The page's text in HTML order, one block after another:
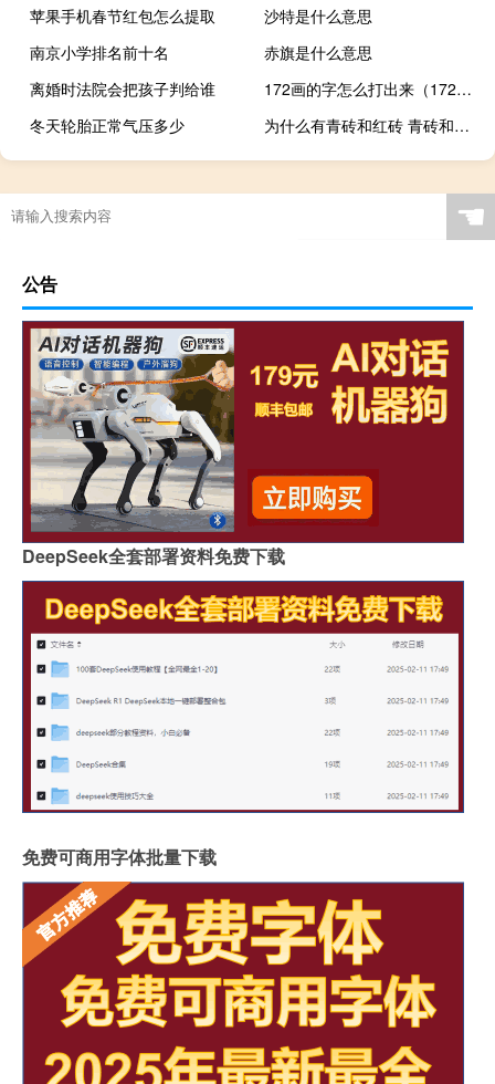
苹果手机春节红包怎么提取
沙特是什么意思
南京小学排名前十名
赤旗是什么意思
离婚时法院会把孩子判给谁
172画的字怎么打出来（172画的字）
冬天轮胎正常气压多少
为什么有青砖和红砖 青砖和红砖的价格
☚
公告
DeepSeek全套部署资料免费下载
免费可商用字体批量下载